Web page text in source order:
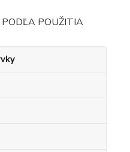
PODĽA POUŽITIA